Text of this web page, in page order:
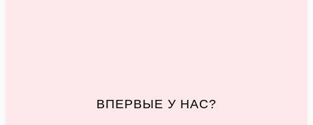
ВПЕРВЫЕ У НАС?